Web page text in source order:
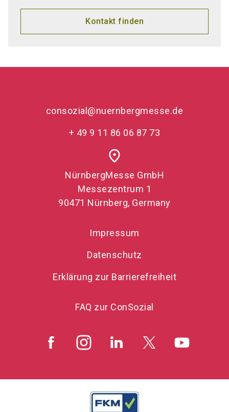
Kontakt finden
consozial@nuernbergmesse.de
+ 49 9 11 86 06 87 73
place
NürnbergMesse GmbH
Messezentrum 1
90471 Nürnberg, Germany
Impressum
Datenschutz
Erklärung zur Barrierefreiheit
FAQ zur ConSozial